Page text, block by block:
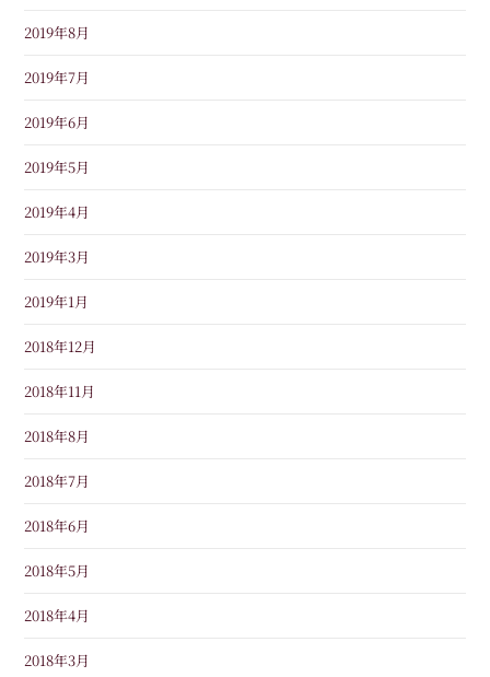
2019年8月
2019年7月
2019年6月
2019年5月
2019年4月
2019年3月
2019年1月
2018年12月
2018年11月
2018年8月
2018年7月
2018年6月
2018年5月
2018年4月
2018年3月